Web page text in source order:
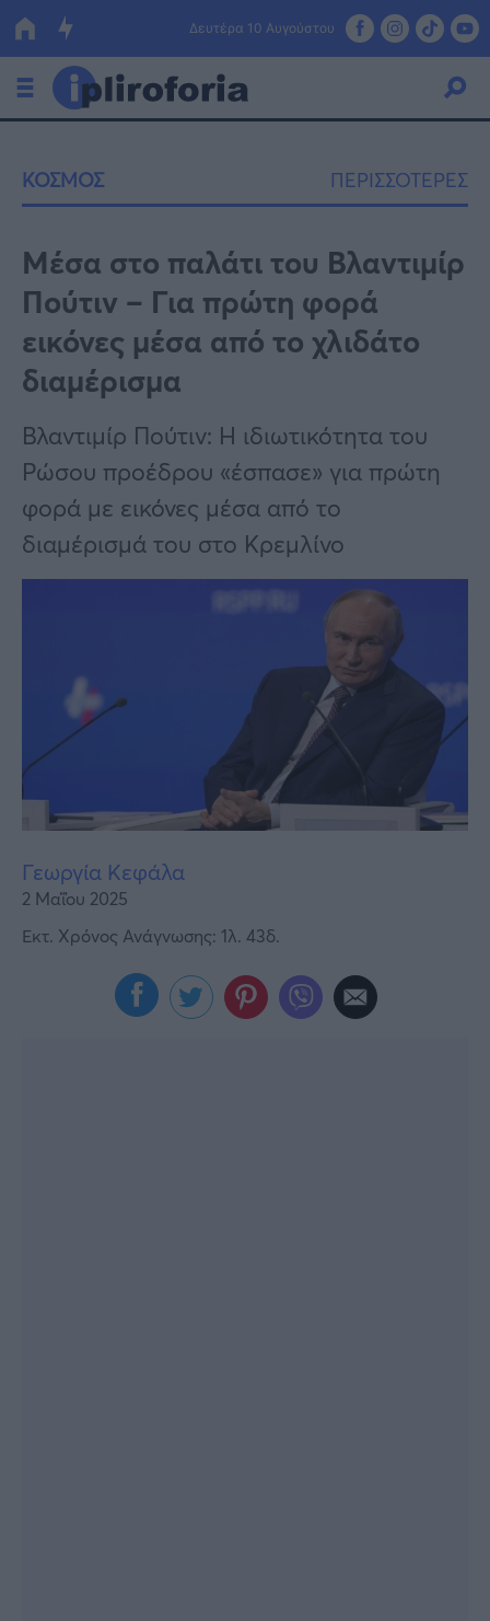
Δευτέρα 10 Αυγούστου
Οικονομία
Πολιτική
Τράπεζες
Επιδοτήσεις
ΕΣΠΑ
Κόσμος
Lifestyle
Αθλητικά
Υγεία
Γυναίκα
ΚΟΣΜΟΣ ΠΕΡΙΣΣΟΤΕΡΕΣ
Μέσα στο παλάτι του Βλαντιμίρ
Πούτιν – Για πρώτη φορά
εικόνες μέσα από το χλιδάτο
διαμέρισμα
Βλαντιμίρ Πούτιν: Η ιδιωτικότητα του
Ρώσου προέδρου «έσπασε» για πρώτη
φορά με εικόνες μέσα από το
διαμέρισμά του στο Κρεμλίνο
Γεωργία Κεφάλα
2 Μαΐου 2025
Εκτ. Χρόνος Ανάγνωσης: 1λ. 43δ.